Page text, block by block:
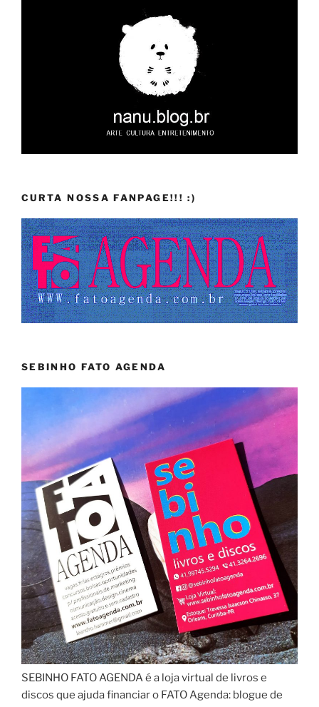
CURTA NOSSA FANPAGE!!! :)
SEBINHO FATO AGENDA
SEBINHO FATO AGENDA é a loja virtual de livros e
discos que ajuda financiar o FATO Agenda: blogue de